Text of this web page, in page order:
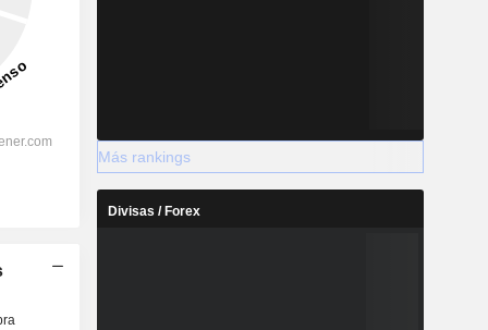
Más rankings
Divisas / Forex